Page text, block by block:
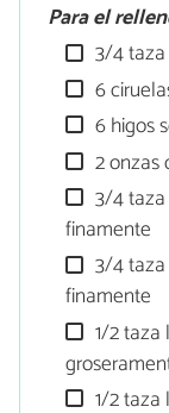
Para el
3/4
6
6 higos
2 onzas
3/4
finamente
3/4
finamente
1/2 taza
1/2